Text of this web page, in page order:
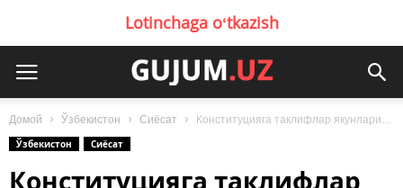
Lotinchaga oʻtkazish
Домой Ўзбекистон Сиёсат
Конституцияга таклифлар якунлари бўйича маслаҳатлашув бўлиб ўтди
Ўзбекистон
Сиёсат